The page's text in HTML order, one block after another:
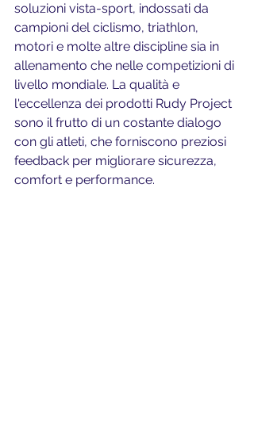
soluzioni vista-sport, indossati da
campioni del ciclismo, triathlon,
motori e molte altre discipline sia in
allenamento che nelle competizioni di
livello mondiale. La qualità e
l'eccellenza dei prodotti Rudy Project
sono il frutto di un costante dialogo
con gli atleti, che forniscono preziosi
feedback per migliorare sicurezza,
comfort e performance.